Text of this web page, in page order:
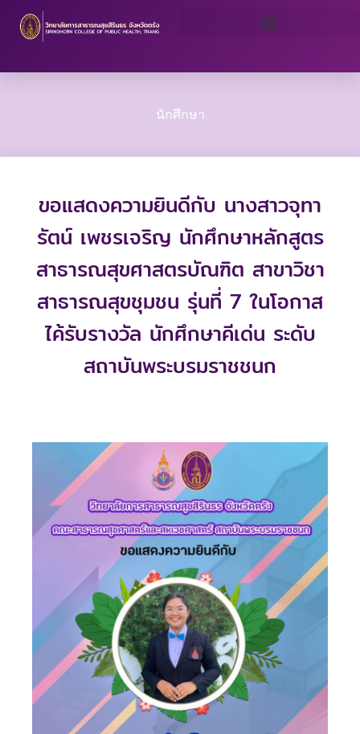
นักศึกษา
ขอแสดงความยินดีกับ นางสาวจุทา
รัตน์ เพชรเจริญ นักศึกษาหลักสูตร
สาธารณสุขศาสตรบัณฑิต สาขาวิชา
สาธารณสุขชุมชน รุ่นที่ 7 ในโอกาส
ไค้รับรางวัล นักศึกษาคีเด่น ระดับ
สถาบันพระบรมราชชนก